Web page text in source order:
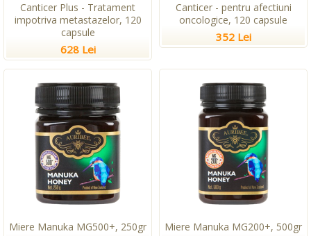
Canticer Plus - Tratament
impotriva metastazelor, 120
capsule
628 Lei
Canticer - pentru afectiuni
oncologice, 120 capsule
352 Lei
Miere Manuka MG500+, 250gr Miere Manuka MG200+, 500gr